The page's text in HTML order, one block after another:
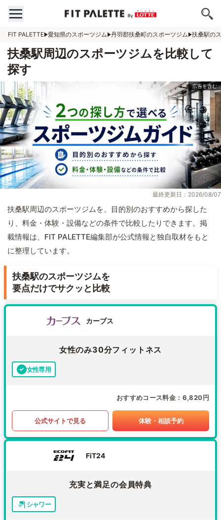
FIT PALETTE 愛知県のスポーツジム 丹羽郡扶桑町のスポーツジム 扶桑駅の
扶桑駅周辺のスポーツジムを比較して
探す
最終更新日：2026/08/07
扶桑駅周辺のスポーツジムを、目的別のおすすめから探した
り、料金・体験・設備などの条件で比較したりできます。掲
載情報は、FIT PALETTE編集部が公式情報と独自取材をもと
に整理しています。
扶桑駅のスポーツジムを
要点だけでサクッと比較
カーブス
女性のみ30分フィットネス
女性専用
おすすめコース料金 6,820円
公式サイトで見る 体験・相談予約
FiT24
充実と満足の会員特典
シャワー